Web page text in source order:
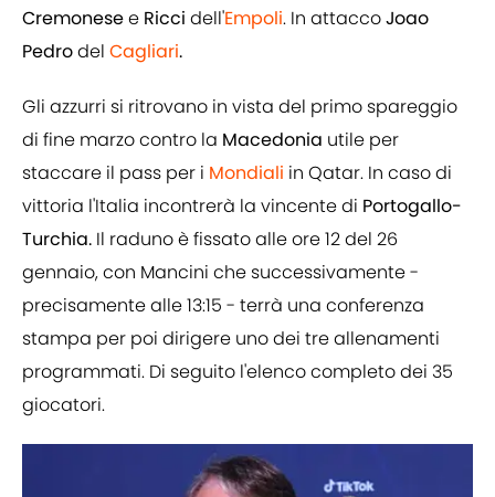
Cremonesee Ricci dell'Empoli. In attaccoJoao
Pedrodel Cagliari.
Gli azzurri si ritrovano in vista del primo spareggio
di fine marzo contro la Macedonia utile per
staccare il pass per i Mondiali in Qatar. In caso di
vittoria l'Italia incontrerà la vincente di Portogallo-
Turchia. Il raduno è fissato alle ore 12 del 26
gennaio, con Mancini che successivamente -
precisamente alle 13:15 - terrà una conferenza
stampa per poi dirigere uno dei tre allenamenti
programmati. Di seguito l'elenco completo dei 35
giocatori.